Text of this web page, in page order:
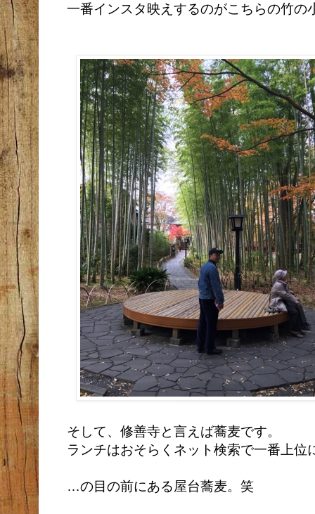
一番インスタ映えするのがこちらの竹の
そして、修善寺と言えば蕎麦です。
ランチはおそらくネット検索で一番上位
…の目の前にある屋台蕎麦。笑